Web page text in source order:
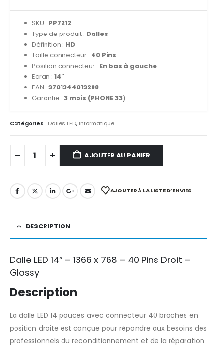
SKU : PP7212
Type de produit : Dalles
Définition : HD
Taille connecteur : 40 Pins
Position connecteur : En bas à gauche
Ecran : 14″
EAN : 3701344013288
Garantie : 3 mois (PHONE 33)
Catégories : Dalles LED, Informatique
AJOUTER AU PANIER
AJOUTER À LA LISTE D’ENVIES
DESCRIPTION
Dalle LED 14″ – 1366 x 768 – 40 Pins Droit –
Glossy
Description
La dalle LED 14 pouces avec connecteur 40 broches en
position droite est conçue pour répondre aux besoins des
professionnels du reconditionnement et de la réparation